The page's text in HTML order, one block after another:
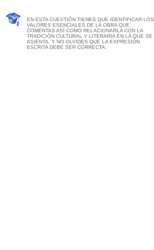
EN ESTA CUESTIÓN TIENES QUE IDENTIFICAR LOS
VALORES ESENCIALES DE LA OBRA QUE
COMENTAS ASÍ COMO RELACIONARLA CON LA
TRADICIÓN CULTURAL Y LITERARIA EN LA QUE SE
ASIENTA. Y NO OLVIDES QUE LA EXPRESIÓN
ESCRITA DEBE SER CORRECTA.